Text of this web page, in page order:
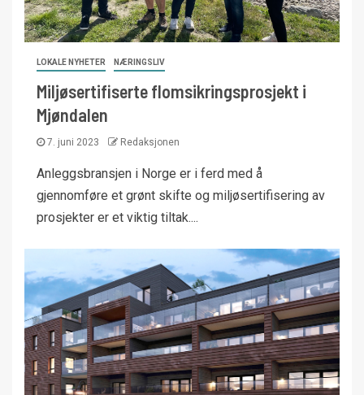
LOKALE NYHETER NÆRINGSLIV
Miljøsertifiserte flomsikringsprosjekt i
Mjøndalen
7. juni 2023 Redaksjonen
Anleggsbransjen i Norge er i ferd med å
gjennomføre et grønt skifte og miljøsertifisering av
prosjekter er et viktig tiltak....